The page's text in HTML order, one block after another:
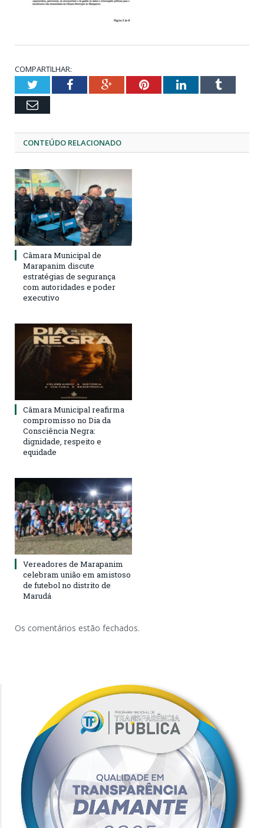
COMPARTILHAR:
TwitterFacebookGoogle+PinterestLinkedInTumblr
Email
CONTEÚDO RELACIONADO
Câmara Municipal de
Marapanim discute
estratégias de segurança
com autoridades e poder
executivo
Câmara Municipal reafirma
compromisso no Dia da
Consciência Negra:
dignidade, respeito e
equidade
Vereadores de Marapanim
celebram união em amistoso
de futebol no distrito de
Marudá
Os comentários estão fechados.